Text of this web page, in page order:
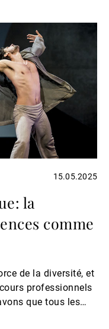
15.05.2025
la
comme
de la diversité, et
professionnels
que tous les
vous ajoutez à